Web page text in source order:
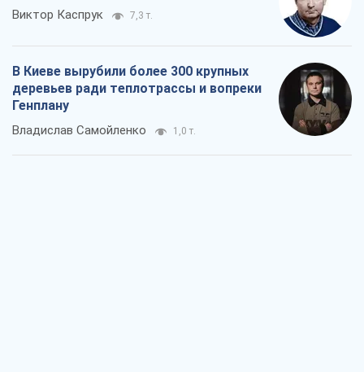
Виктор Каспрук 7,3 т.
В Киеве вырубили более 300 крупных
деревьев ради теплотрассы и вопреки
Генплану
Владислав Самойленко 1,0 т.